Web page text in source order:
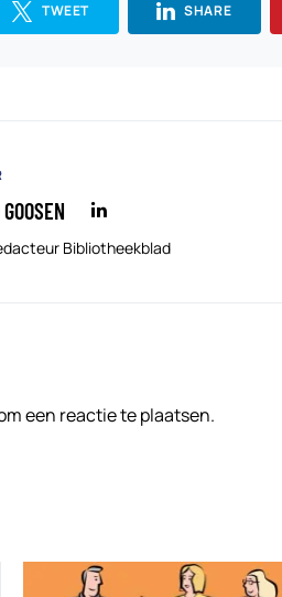
TWEET SHARE
Bibliotheekblad
een reactie te plaatsen.